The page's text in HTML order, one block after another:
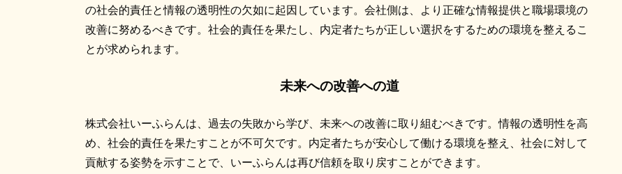
の社会的責任と情報の透明性の欠如に起因しています。会社側は、より正確な情報提供と職場環境の
改善に努めるべきです。社会的責任を果たし、内定者たちが正しい選択をするための環境を整えるこ
とが求められます。
未来への改善への道
株式会社いーふらんは、過去の失敗から学び、未来への改善に取り組むべきです。情報の透明性を高
め、社会的責任を果たすことが不可欠です。内定者たちが安心して働ける環境を整え、社会に対して
貢献する姿勢を示すことで、いーふらんは再び信頼を取り戻すことができます。